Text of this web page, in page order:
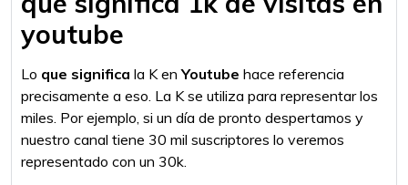
youtube
Lo que significa la K enYoutube hace referencia
precisamente a eso. La K se utiliza para representar los
miles. Por ejemplo, si un día de pronto despertamos y
nuestro canal tiene 30 mil suscriptores lo veremos
representado con un 30k.